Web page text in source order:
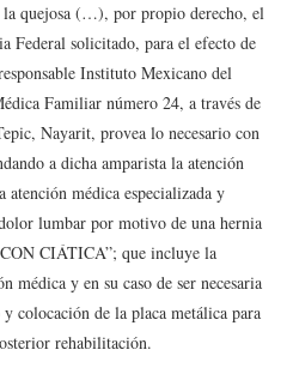
quejosa (…), por propio derecho, el
Federal solicitado, para el efecto de
Instituto Mexicano del
Familiar número 24, a través de
Nayarit, provea lo necesario con
a dicha amparista la atención
atención médica especializada y
lumbar por motivo de una hernia
CIÁTICA”; que incluye la
médica y en su caso de ser necesaria
colocación de la placa metálica para
rehabilitación.